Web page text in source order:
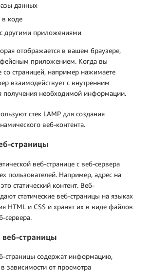
данных
в коде
другими приложениями
отображается в вашем браузере,
приложением. Когда вы
со страницей, например нажимаете
взаимодействует с внутренним
получения необходимой информации.
стек LAMP для создания
веб-контента.
страницы
веб-странице с веб-сервера
пользователей. Например, адрес на
статический контент. Веб-
статические веб-страницы на языках
HTML и CSS и хранят их в виде файлов
сервера.
страницы
страницы содержат информацию,
зависимости от просмотра